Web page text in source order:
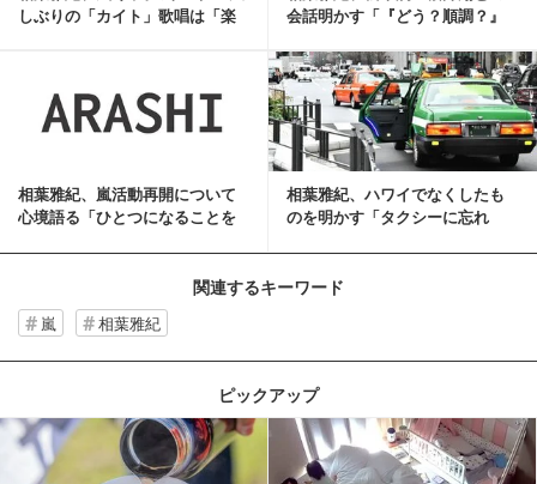
しぶりの「カイト」歌唱は「楽
会話明かす「『どう？順調？』
相葉雅紀、嵐活動再開について
心境語る「ひとつになることを
相葉雅紀、ハワイでなくしたも
のを明かす「タクシーに忘れ
関連するキーワード
嵐 相葉雅紀
ピックアップ
記事を読む